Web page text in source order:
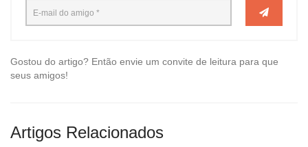
Gostou do artigo? Então envie um convite de leitura para que
seus amigos!
Artigos Relacionados